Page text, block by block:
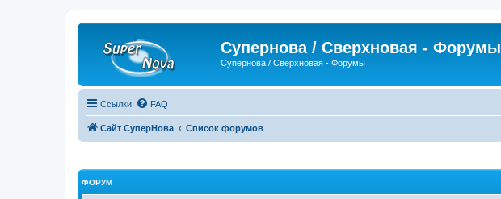
Супернова / Сверхновая - Форумы
Супернова / Сверхновая - Форумы
Ссылки FAQ
Сайт СуперНова Список форумов
ФОРУМ